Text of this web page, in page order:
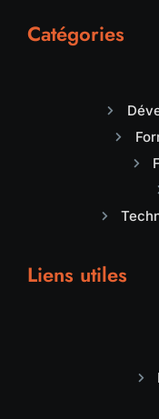
Catégories
Liens utiles